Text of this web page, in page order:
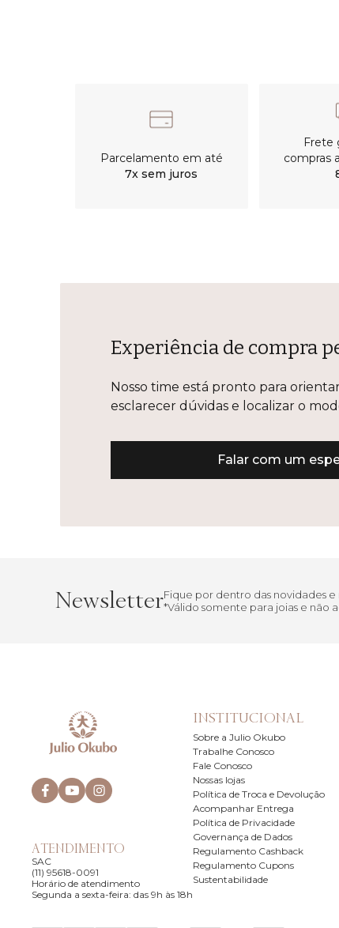
Parcelamento em até
7x sem juros
Frete
compras
Experiência de compra
Nosso time está pronto para
esclarecer dúvidas e localizar o
Falar com um
NewsletterFique por dentro das novidades
*Válido somente para joias e não
ATENDIMENTO
SAC
(11) 95618-0091
Horário de atendimento
Segunda a sexta-feira: das 9h às 18h
INSTITUCIONAL
Sobre a Julio Okubo
Trabalhe Conosco
Fale Conosco
Nossas lojas
Política de Troca e Devolução
Acompanhar Entrega
Política de Privacidade
Governança de Dados
Regulamento Cashback
Regulamento Cupons
Sustentabilidade